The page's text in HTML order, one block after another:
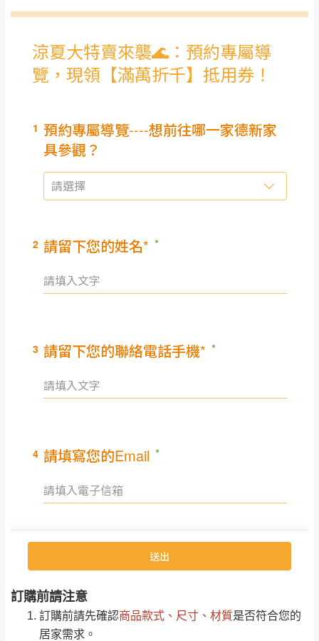
訂購前請注意
訂購前請先確認商品款式、尺寸、材質是否符合您的
居家需求。
運 費 說 明
偏遠地區
→@dershin
免 運
新竹
峨眉鄉、五峰鄉、
里
深坑山區
運費
$ 9,000以下：
$ 9,000以上：免
卓蘭鎮、三灣、通
由於品項繁多，網頁無法及時更新，如有需
要購買商品，請於出發前來電或到「官方
Line客服」來信確認商品是否有「現貨」與
若商品價格或庫存有異常，商家有權取消訂
單。部分網路商品恕無法更改原設計或客製，敬請
見諒！
接單後二日內(不含例假日)，我們客服會與您
下單前先詢問是否現貨
（洽詢方式請搜尋 Line ID → @dershin）
配送範圍：
苗栗至基隆；其它地區暫不開放，如因特殊
保有出貨的權利。
服務，若需以吊車或其他的吊掛方式吊運，
因大型傢俱有組裝、配送的問題，並非一般
快速到貨商品，無法指定特定時間送達，司
機當天到貨前皆會再與您通知，讓你不用整
天在家等貨，以節省您的寶貴時間。
由於百貨公司配送較為不易，故暫無法配送
至百貨公司內部。
全部 依評論高至低排列
只顯示附上評論